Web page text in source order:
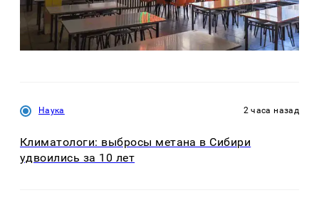
Наука 2 часа назад
Климатологи: выбросы метана в Сибири
удвоились за 10 лет